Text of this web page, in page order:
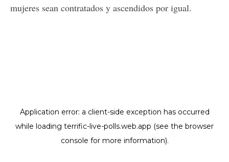
mujeres sean contratados y ascendidos por igual.